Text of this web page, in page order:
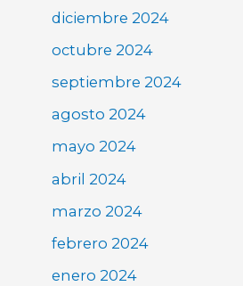
diciembre 2024
octubre 2024
septiembre 2024
agosto 2024
mayo 2024
abril 2024
marzo 2024
febrero 2024
enero 2024